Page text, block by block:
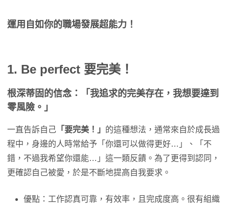
運用自如你的職場發展超能力！
1. Be perfect 要完美！
根深蒂固的信念：「我追求的完美存在，我想要達到
零風險。」
一直告訴自己 「要完美！」 的這種想法，通常來自於成長過
程中，身邊的人時常給予「你還可以做得更好…」、「不
錯，不過我希望你還能…」這一類反饋。為了更得到認同，
更確認自己被愛，於是不斷地提高自我要求。
優點：工作認真可靠，有效率，且完成度高。很有組織